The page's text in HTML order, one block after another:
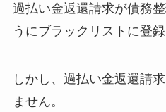
過払い金返還請求が債務
うにブラックリストに登録
しかし、過払い金返還請
ません。